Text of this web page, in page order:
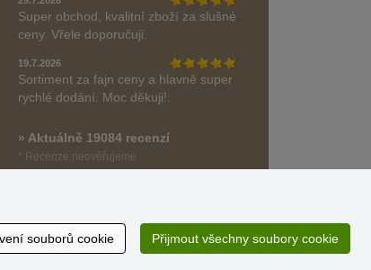
Super obchod, kvalitní zboží za slušné
ceny. Vřele doporučuji.
19.7.2026
Sortiment za fajn ceny a hlavně super
rychlé dodání. Moc děkuji!.
» Aktuálně 19084 recenzí
* Recenze neověřujeme
souborů cookie Přijmout všechny soubory cookie